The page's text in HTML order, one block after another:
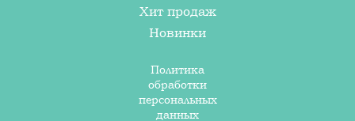
Хит продаж
Новинки
Политика
обработки
персональных
данных